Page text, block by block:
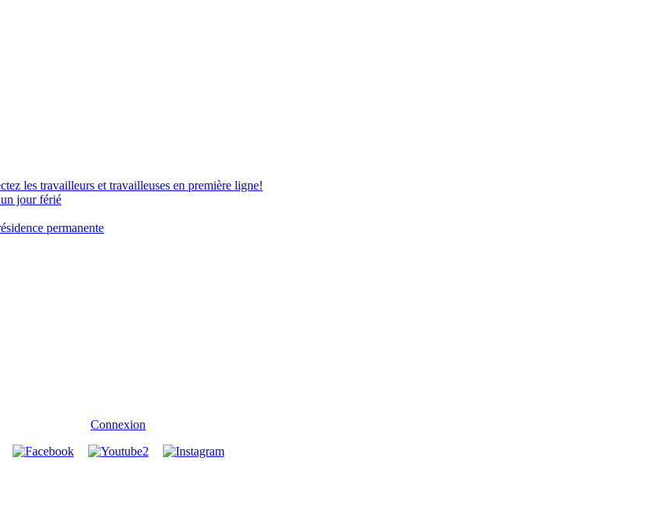
les travailleurs et travailleuses en première ligne!
jour férié
permanente
Connexion